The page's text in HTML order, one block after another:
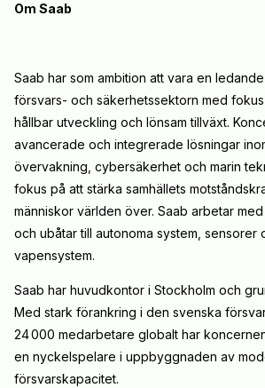
Om Saab
​​Saab har som ambition att vara en
försvars- och säkerhetssektorn med fokus
hållbar utveckling och lönsam tillväxt.
avancerade och integrerade lösningar
övervakning, cybersäkerhet och marin
fokus på att stärka samhällets
människor världen över. Saab arbetar
och ubåtar till autonoma system, sensorer
vapensystem.
Saab har huvudkontor i Stockholm och
Med stark förankring i den svenska
24 000 medarbetare globalt har
en nyckelspelare i uppbyggnaden av
försvarskapacitet.